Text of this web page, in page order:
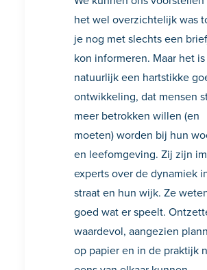
het wel overzichtelijk was
je nog met slechts een
kon informeren. Maar het is
natuurlijk een hartstikke
ontwikkeling, dat mensen
meer betrokken willen (en
moeten) worden bij hun
en leefomgeving. Zij zijn
experts over de dynamiek
straat en hun wijk. Ze
goed wat er speelt.
waardevol, aangezien
op papier en in de praktijk